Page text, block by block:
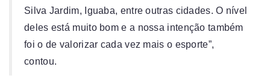
Silva Jardim, Iguaba, entre outras cidades. O nível
deles está muito bom e a nossa intenção também
foi o de valorizar cada vez mais o esporte”,
contou.